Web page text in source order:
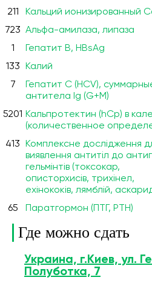
211 Кальций ионизированный
723 Альфа-амилаза, липаза
1 Гепатит В, HBsAg
133 Калий
7
Гепатит С (HCV),
антитела Ig (G+M)
5201 Кальпротектин (hCp) в кале
(количественное
413
Комплексне дослідження
виявлення антитіл до
гельмінтів (токсокар,
описторхисів, трихінел,
ехінококів, лямблій,
65 Паратгормон (ПТГ, PTH)
Где можно сдать
Украина, г.Киев, ул.
Полуботка, 7